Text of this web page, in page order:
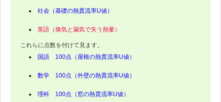
社会（基礎の熱貫流率U値）
英語（換気と漏気で失う熱量）
これらに点数を付けて見ます。
国語 100点（屋根の熱貫流率U値）
数学 100点（外壁の熱貫流率U値）
理科 100点（窓の熱貫流率U値）